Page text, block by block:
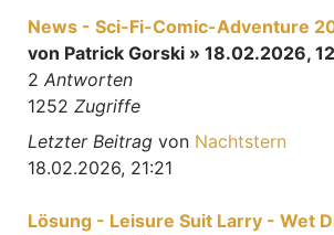
News - Sci-Fi-Comic-Adventure
von Patrick Gorski » 18.02.2026,
2 Antworten
1252 Zugriffe
Letzter Beitrag von Nachtstern
18.02.2026, 21:21
Lösung - Leisure Suit Larry - Wet